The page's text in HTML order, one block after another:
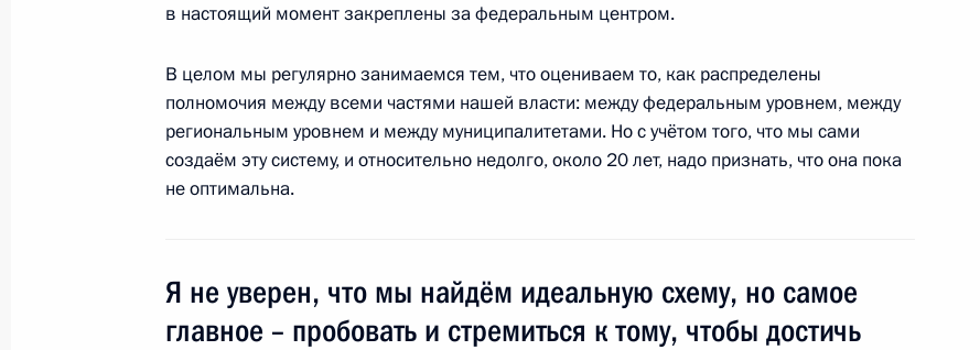
Дмитрий Медведев встретился с муфтиями России
5 июля 2011 года, 19:00 Нальчик
Дмитрий Медведев встретился с Президентом Кабардино-
Балкарии Арсеном Каноковым
1
Заседание Совета по развитию гражданского общества
2
в настоящий момент закреплены за федеральным центром.
В целом мы регулярно занимаемся тем, что оцениваем то, как распределены
полномочия между всеми частями нашей власти: между федеральным уровнем, между
региональным уровнем и между муниципалитетами. Но с учётом того, что мы сами
создаём эту систему, и относительно недолго, около 20 лет, надо признать, что она пока
не оптимальна.
Я не уверен, что мы найдём идеальную схему, но самое
главное – пробовать и стремиться к тому, чтобы достичь